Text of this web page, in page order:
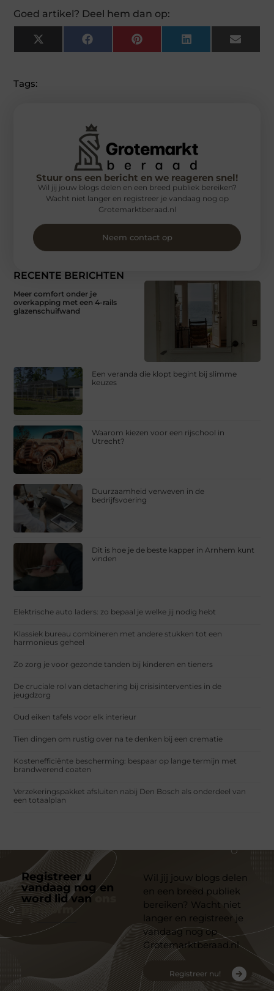
Goed artikel? Deel hem dan op:
X
(Twitter)
FacebookPinterest LinkedIn Email
Tags:
RECENTE BERICHTEN
Meer comfort onder je
overkapping met een 4-rails
glazenschuifwand
Een veranda die klopt begint bij slimme
keuzes
Waarom kiezen voor een rijschool in
Utrecht?
Duurzaamheid verweven in de
bedrijfsvoering
Dit is hoe je de beste kapper in Arnhem kunt
vinden
Elektrische auto laders: zo bepaal je welke jij nodig hebt
Klassiek bureau combineren met andere stukken tot een
harmonieus geheel
Zo zorg je voor gezonde tanden bij kinderen en tieners
De cruciale rol van detachering bij crisisinterventies in de
jeugdzorg
Oud eiken tafels voor elk interieur
Tien dingen om rustig over na te denken bij een crematie
Kostenefficiënte bescherming: bespaar op lange termijn met
brandwerend coaten
Verzekeringspakket afsluiten nabij Den Bosch als onderdeel van
een totaalplan
Stuur ons een bericht en we reageren snel!
Wil jij jouw blogs delen en een breed publiek bereiken?
Wacht niet langer en registreer je vandaag nog op
Grotemarktberaad.nl
Neem contact op
Registreer u
vandaag nog en
word lid van
platform
Wil jij jouw blogs delen
en een breed publiek
bereiken? Wacht niet
langer en registreer je
vandaag nog op
Grotemarktberaad.nl
Registreer nu!